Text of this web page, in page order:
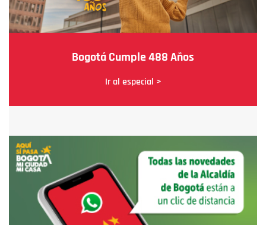
Bogotá Cumple 488 Años
Ir al especial >